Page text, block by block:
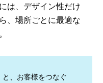
は、デザイン性だけ
、場所ごとに最適な
と、お客様をつなぐ